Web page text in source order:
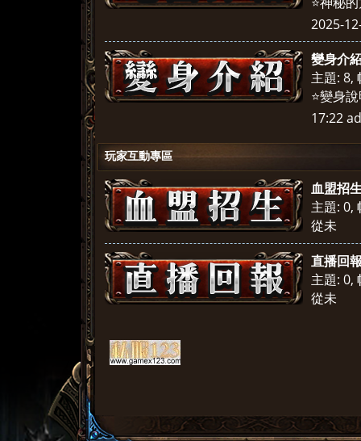
2025-
變身介
主題: 8,
⭐變身
17:22
玩家互動專區
血盟招
主題: 0,
從未
直播回
主題: 0,
從未